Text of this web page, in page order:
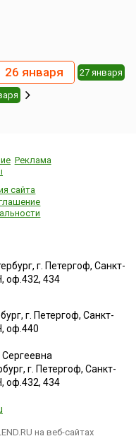
26 января 27 января
Реклама
сайта
г. Петергоф, Санкт-
оф.432, 434
г. Петергоф, Санкт-
оф.440
г. Петергоф, Санкт-
оф.432, 434
на веб-сайтах